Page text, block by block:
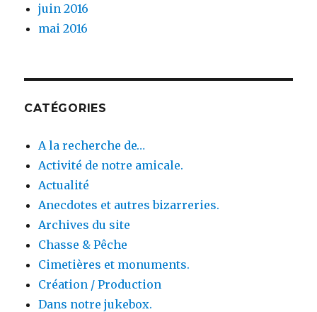
juin 2016
mai 2016
CATÉGORIES
A la recherche de…
Activité de notre amicale.
Actualité
Anecdotes et autres bizarreries.
Archives du site
Chasse & Pêche
Cimetières et monuments.
Création / Production
Dans notre jukebox.